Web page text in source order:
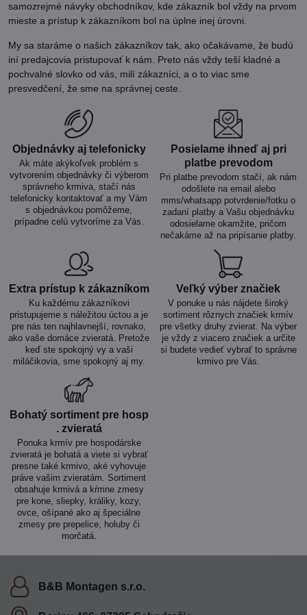
samozrejmé návyky obchodníkov, kde zákazník bol vždy na prvom
mieste a prístup k zákazníkom bol na úplne inej úrovni.
My sa staráme o našich zákazníkov tak, ako očakávame, že budú
iní predajcovia pristupovať k nám. Preto nás vždy teší kladné a
pochvalné slovko od vás, milí zákazníci, a o to viac sme
presvedčení, že sme na správnej ceste.
Objednávky aj telefonicky
Ak máte akýkoľvek problém s
vytvorením objednávky či výberom
správneho krmiva, stačí nás
telefonicky kontaktovať a my Vám
s objednávkou pomôžeme,
prípadne celú vytvoríme za Vás.
Posielame ihneď aj pri
platbe prevodom
Pri platbe prevodom stačí, ak nám
odošlete na email alebo
mms/whatsapp potvrdenie/fotku o
zadaní platby a Vašu objednávku
odosielame okamžite, pričom
nečakáme až na pripísanie platby.
Extra prístup k zákazníkom
Ku každému zákazníkovi
pristupujeme s náležitou úctou a je
pre nás ten najhlavnejší, rovnako,
ako vaše domáce zvieratá. Pretože
keď ste spokojný vy a vaši
miláčikovia, sme spokojný aj my.
Veľký výber značiek
V ponuke u nás nájdete široký
sortiment rôznych značiek krmív
pre všetky druhy zvierat. Na výber
je vždy z viacero značiek a určite
si budete vedieť vybrať to správne
krmivo pre Vás.
Bohatý sortiment pre hosp​
. zvieratá
Ponuka krmív pre hospodárske
zvieratá je bohatá a viete si vybrať
presne také krmivo, aké vyhovuje
práve vašim zvieratám. Sortiment
obsahuje krmivá a kŕmne zmesy
pre kone, sliepky, králiky, kozy,
ovce, ošípané ako aj špeciálne
zmesy pre prepelice, holuby či
morčatá.
B&B Montagen s​.r​.o​.